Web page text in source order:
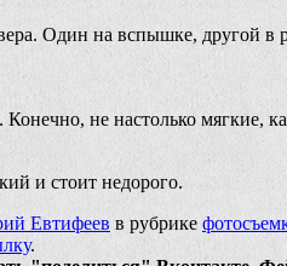
Один на вспышке, другой в
не настолько мягкие,
и стоит недорого.
Евтифеев в рубрике
.